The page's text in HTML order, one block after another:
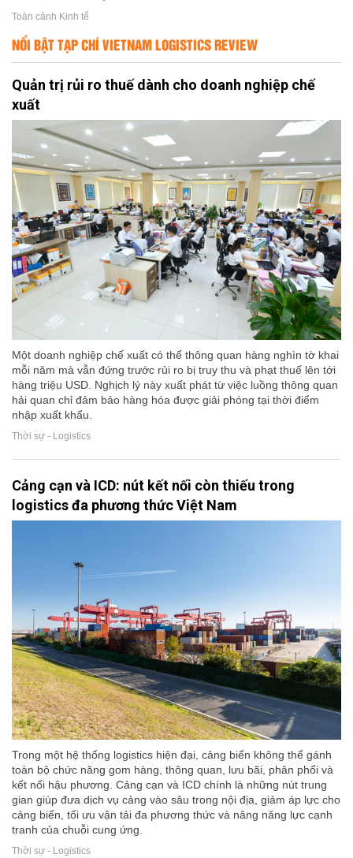
Toàn cảnh Kinh tế
NỔI BẬT TẠP CHÍ VIETNAM LOGISTICS REVIEW
Quản trị rủi ro thuế dành cho doanh nghiệp chế
xuất
Một doanh nghiệp chế xuất có thể thông quan hàng nghìn tờ khai
mỗi năm mà vẫn đứng trước rủi ro bị truy thu và phạt thuế lên tới
hàng triệu USD. Nghịch lý này xuất phát từ việc luồng thông quan
hải quan chỉ đảm bảo hàng hóa được giải phóng tại thời điểm
nhập xuất khẩu.
Thời sự - Logistics
Cảng cạn và ICD: nút kết nối còn thiếu trong
logistics đa phương thức Việt Nam
Trong một hệ thống logistics hiện đại, cảng biển không thể gánh
toàn bộ chức năng gom hàng, thông quan, lưu bãi, phân phối và
kết nối hậu phương. Cảng cạn và ICD chính là những nút trung
gian giúp đưa dịch vụ cảng vào sâu trong nội địa, giảm áp lực cho
cảng biển, tối ưu vận tải đa phương thức và nâng năng lực cạnh
tranh của chuỗi cung ứng.
Thời sự - Logistics